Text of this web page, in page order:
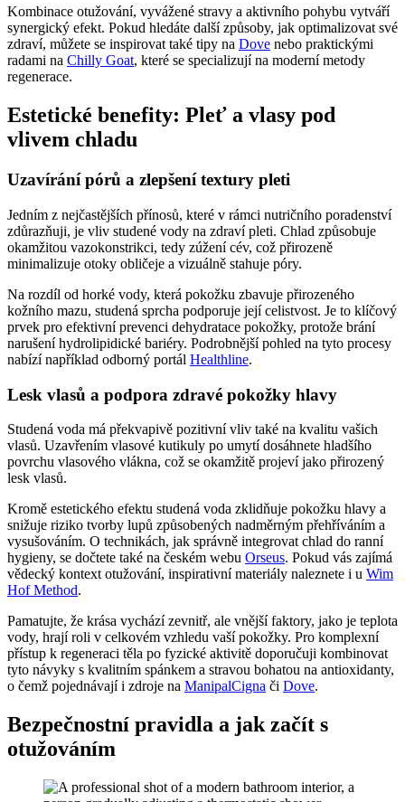
Kombinace otužování, vyvážené stravy a aktivního pohybu vytváří
synergický efekt. Pokud hledáte další způsoby, jak optimalizovat své
zdraví, můžete se inspirovat také tipy na Dove nebo praktickými
radami na Chilly Goat, které se specializují na moderní metody
regenerace.
Estetické benefity: Pleť a vlasy pod
vlivem chladu
Uzavírání pórů a zlepšení textury pleti
Jedním z nejčastějších přínosů, které v rámci nutričního poradenství
zdůrazňuji, je vliv studené vody na zdraví pleti. Chlad způsobuje
okamžitou vazokonstrikci, tedy zúžení cév, což přirozeně
minimalizuje otoky obličeje a vizuálně stahuje póry.
Na rozdíl od horké vody, která pokožku zbavuje přirozeného
kožního mazu, studená sprcha podporuje její celistvost. Je to klíčový
prvek pro efektivní prevenci dehydratace pokožky, protože brání
narušení hydrolipidické bariéry. Podrobnější pohled na tyto procesy
nabízí například odborný portál Healthline.
Lesk vlasů a podpora zdravé pokožky hlavy
Studená voda má překvapivě pozitivní vliv také na kvalitu vašich
vlasů. Uzavřením vlasové kutikuly po umytí dosáhnete hladšího
povrchu vlasového vlákna, což se okamžitě projeví jako přirozený
lesk vlasů.
Kromě estetického efektu studená voda zklidňuje pokožku hlavy a
snižuje riziko tvorby lupů způsobených nadměrným přehříváním a
vysušováním. O technikách, jak správně integrovat chlad do ranní
hygieny, se dočtete také na českém webu Orseus. Pokud vás zajímá
vědecký kontext otužování, inspirativní materiály naleznete i u Wim
Hof Method.
Pamatujte, že krása vychází zevnitř, ale vnější faktory, jako je teplota
vody, hrají roli v celkovém vzhledu vaší pokožky. Pro komplexní
přístup k regeneraci těla po fyzické aktivitě doporučuji kombinovat
tyto návyky s kvalitním spánkem a stravou bohatou na antioxidanty,
o čemž pojednávají i zdroje na ManipalCigna či Dove.
Bezpečnostní pravidla a jak začít s
otužováním